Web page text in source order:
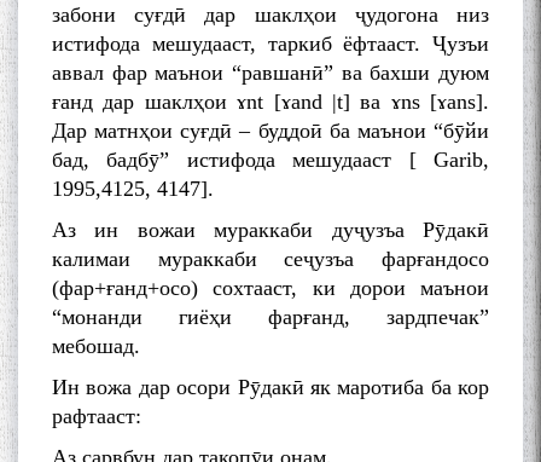
забони суғдӣ дар шаклҳои ҷудогона низ
истифода мешудааст, таркиб ёфтааст. Ҷузъи
аввал фар маънои “равшанӣ” ва бахши дуюм
ғанд дар шаклҳои ɤnt [ɤand |t] ва ɤns [ɤans].
Дар матнҳои суғдӣ – буддоӣ ба маънои “бӯйи
бад, бадбӯ” истифода мешудааст [ Garib,
1995,4125, 4147].
Аз ин вожаи мураккаби дуҷузъа Рӯдакӣ
калимаи мураккаби сеҷузъа фарғандосо
(фар+ғанд+осо) сохтааст, ки дорои маънои
“монанди гиёҳи фарғанд, зардпечак”
мебошад.
Ин вожа дар осори Рӯдакӣ як маротиба ба кор
рафтааст: